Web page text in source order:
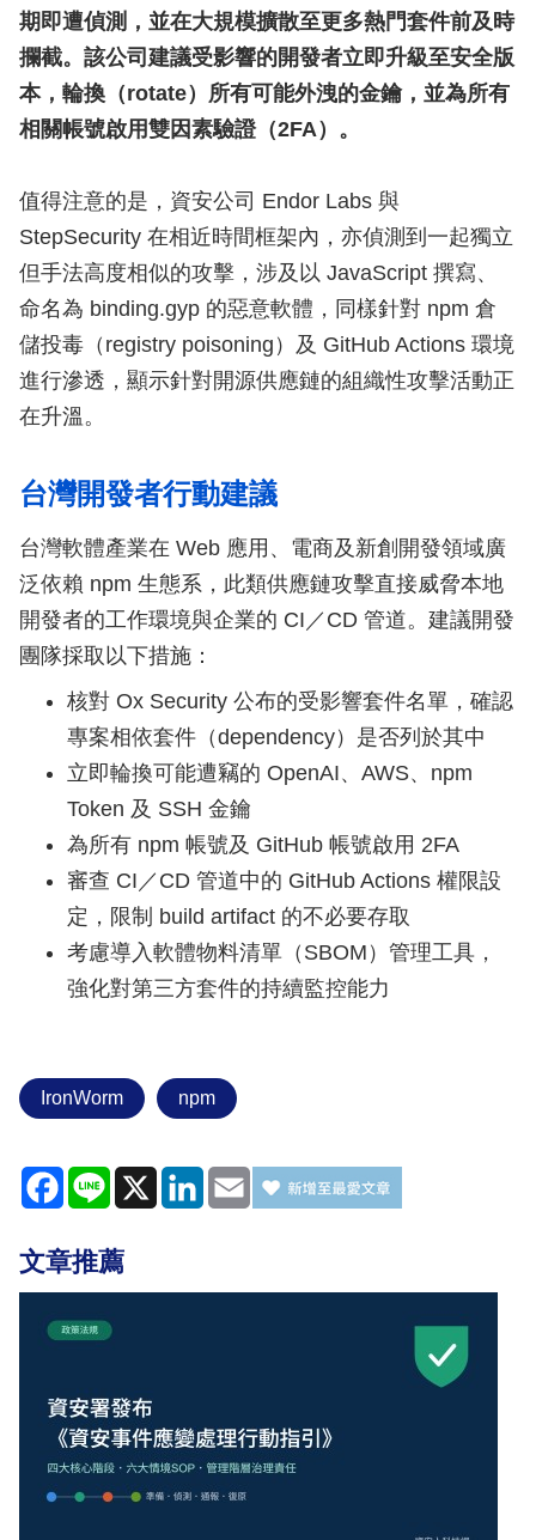
期即遭偵測，並在大規模擴散至更多熱門套件前及時
攔截。該公司建議受影響的開發者立即升級至安全版
本，輪換（rotate）所有可能外洩的金鑰，並為所有
相關帳號啟用雙因素驗證（2FA）。
值得注意的是，資安公司 Endor Labs 與
StepSecurity 在相近時間框架內，亦偵測到一起獨立
但手法高度相似的攻擊，涉及以 JavaScript 撰寫、
命名為 binding.gyp 的惡意軟體，同樣針對 npm 倉
儲投毒（registry poisoning）及 GitHub Actions 環境
進行滲透，顯示針對開源供應鏈的組織性攻擊活動正
在升溫。
台灣開發者行動建議
台灣軟體產業在 Web 應用、電商及新創開發領域廣
泛依賴 npm 生態系，此類供應鏈攻擊直接威脅本地
開發者的工作環境與企業的 CI／CD 管道。建議開發
團隊採取以下措施：
核對 Ox Security 公布的受影響套件名單，確認
專案相依套件（dependency）是否列於其中
立即輪換可能遭竊的 OpenAI、AWS、npm
Token 及 SSH 金鑰
為所有 npm 帳號及 GitHub 帳號啟用 2FA
審查 CI／CD 管道中的 GitHub Actions 權限設
定，限制 build artifact 的不必要存取
考慮導入軟體物料清單（SBOM）管理工具，
強化對第三方套件的持續監控能力
IronWorm npm
Facebook
Line X LinkedIn
Email
文章推薦